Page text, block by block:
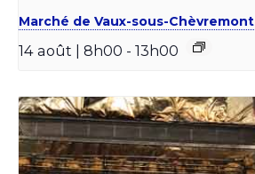
Marché de Vaux-sous-Chèvremont
14 août | 8h00 - 13h00